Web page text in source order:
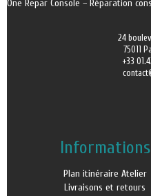
One Repar Console – Réparation
24
75011
+33
Informations
Plan itinéraire Atelier
Livraisons et retours